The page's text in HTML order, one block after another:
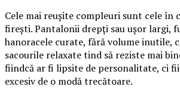
Cele mai reușite compleuri sunt cele în
firești. Pantalonii drepți sau ușor largi,
hanoracele curate, fără volume inutile,
sacourile relaxate tind să reziste mai
fiindcă ar fi lipsite de personalitate, ci
excesiv de o modă trecătoare.